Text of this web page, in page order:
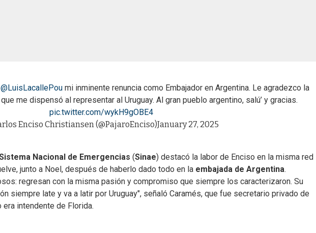
@LuisLacallePoumi inminente renuncia como Embajador en Argentina. Le agradezco la
me dispensó al representar al Uruguay. Al gran pueblo argentino, salú’ y gracias.
pic.twitter.com/wykH9gOBE4
Enciso Christiansen (@PajaroEnciso)January 27, 2025
Nacional de Emergencias (Sinae) destacó la labor de Enciso en la misma red
junto a Noel, después de haberlo dado todo en la embajada de Argentina.
regresan con la misma pasión y compromiso que siempre los caracterizaron. Su
siempre late y va a latir por Uruguay", señaló Caramés, que fue secretario privado de
era intendente de Florida.